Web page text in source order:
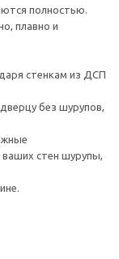
полностью.
плавно и
стенкам из ДСП
без шурупов,
стен шурупы,